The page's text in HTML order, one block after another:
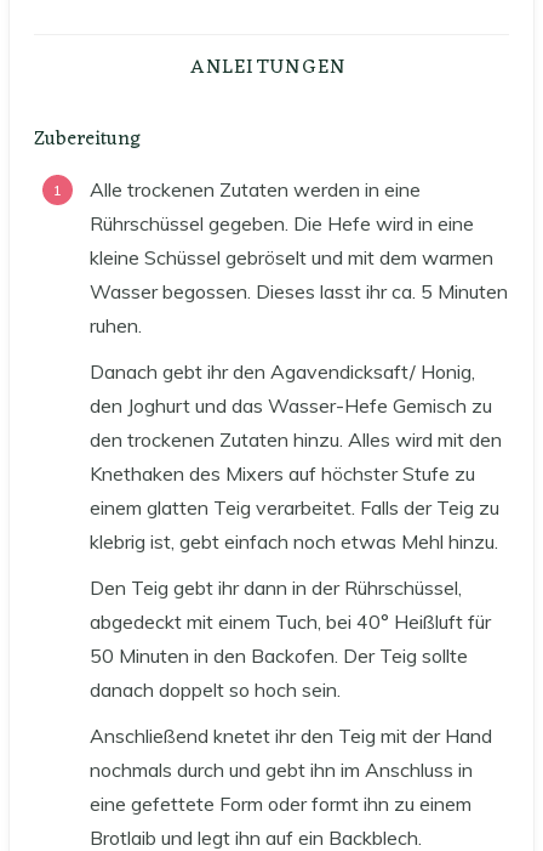
ANLEITUNGEN
Zubereitung
Alle trockenen Zutaten werden in eine
Rührschüssel gegeben. Die Hefe wird in eine
kleine Schüssel gebröselt und mit dem warmen
Wasser begossen. Dieses lasst ihr ca. 5 Minuten
ruhen.
Danach gebt ihr den Agavendicksaft/ Honig,
den Joghurt und das Wasser-Hefe Gemisch zu
den trockenen Zutaten hinzu. Alles wird mit den
Knethaken des Mixers auf höchster Stufe zu
einem glatten Teig verarbeitet. Falls der Teig zu
klebrig ist, gebt einfach noch etwas Mehl hinzu.
Den Teig gebt ihr dann in der Rührschüssel,
abgedeckt mit einem Tuch, bei 40° Heißluft für
50 Minuten in den Backofen. Der Teig sollte
danach doppelt so hoch sein.
Anschließend knetet ihr den Teig mit der Hand
nochmals durch und gebt ihn im Anschluss in
eine gefettete Form oder formt ihn zu einem
Brotlaib und legt ihn auf ein Backblech.